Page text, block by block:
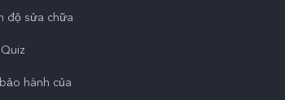
độ sửa chữa
hành của